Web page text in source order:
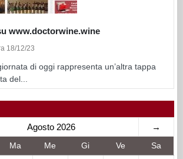
www.doctorwine.wine
18/12/23
di oggi rappresenta un’altra tappa
del...
Agosto 2026 →
Ma Me Gi Ve Sa